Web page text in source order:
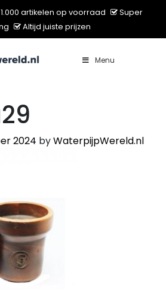
artikelen op voorraad
Super
Altijd juiste prijzen
Menu
2024 byWaterpijpWereld.nl